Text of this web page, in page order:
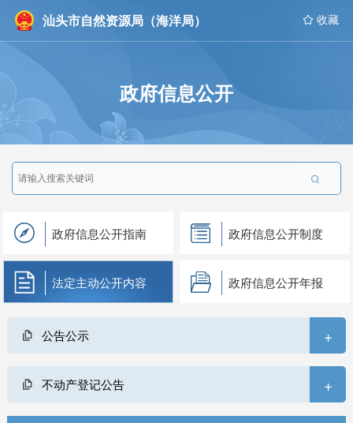
汕头市自然资源局（海洋局）  收藏
政府信息公开

政府信息公开指南 政府信息公开制度
法定主动公开内容 政府信息公开年报
公告公示 +
不动产登记公告 +